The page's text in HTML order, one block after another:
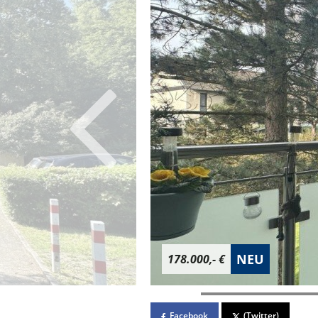
178.000,- € NEU
Facebook (Twitter)